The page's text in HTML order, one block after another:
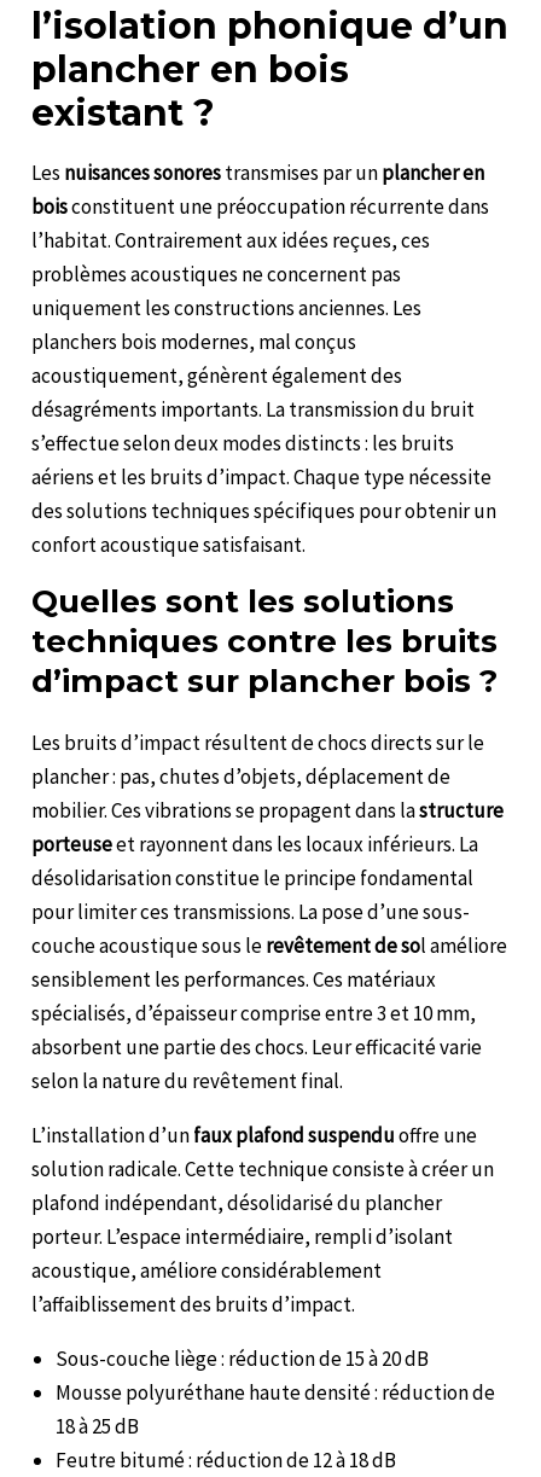
l’isolation phonique d’un
plancher en bois
existant ?
Les nuisances sonorestransmises par unplancher en
boisconstituent une préoccupation récurrente dans
l’habitat. Contrairement aux idées reçues, ces
problèmes acoustiques ne concernent pas
uniquement les constructions anciennes. Les
planchers bois modernes, mal conçus
acoustiquement, génèrent également des
désagréments importants. La transmission du bruit
s’effectue selon deux modes distincts : les bruits
aériens et les bruits d’impact. Chaque type nécessite
des solutions techniques spécifiques pour obtenir un
confort acoustique satisfaisant.
Quelles sont les solutions
techniques contre les bruits
d’impact sur plancher bois ?
Les bruits d’impact résultent de chocs directs sur le
plancher : pas, chutes d’objets, déplacement de
mobilier. Ces vibrations se propagent dans lastructure
porteuseet rayonnent dans les locaux inférieurs. La
désolidarisation constitue le principe fondamental
pour limiter ces transmissions. La pose d’une sous-
couche acoustique sous lerevêtement de sol améliore
sensiblement les performances. Ces matériaux
spécialisés, d’épaisseur comprise entre 3 et 10 mm,
absorbent une partie des chocs. Leur efficacité varie
selon la nature du revêtement final.
L’installation d’unfaux plafond suspenduoffre une
solution radicale. Cette technique consiste à créer un
plafond indépendant, désolidarisé du plancher
porteur. L’espace intermédiaire, rempli d’isolant
acoustique, améliore considérablement
l’affaiblissement des bruits d’impact.
Sous-couche liège : réduction de 15 à 20 dB
Mousse polyuréthane haute densité : réduction de
18 à 25 dB
Feutre bitumé : réduction de 12 à 18 dB